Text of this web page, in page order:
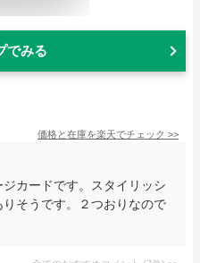
でみる
価格と在庫を楽天でチェック >>
カードです。スタイリッシ
そうです。２つおりなので